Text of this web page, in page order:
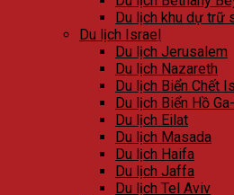
Du lịch khu dự trữ
Du lịch Israel
Du lịch Jerusalem
Du lịch Nazareth
Du lịch Biển Chết
Du lịch Biển Hồ
Du lịch Eilat
Du lịch Masada
Du lịch Haifa
Du lịch Jaffa
Du lịch Tel Aviv